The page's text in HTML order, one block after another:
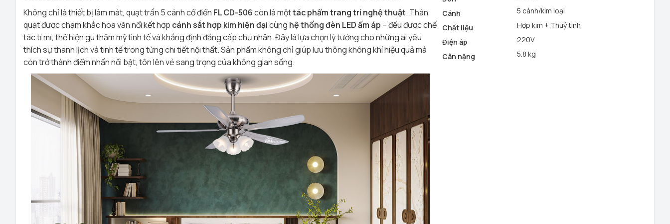
Không chỉ là thiết bị làm mát, quạt trần 5 cánh cổ điển FL CD-506còn là mộttác phẩm trang trí nghệ thuật. Thân
quạt được chạm khắc hoa văn nổi kết hợp cánh sắt hợp kim hiện đạicùng hệ thống đèn LED ấm áp – đều được chế
tác tỉ mỉ, thể hiện gu thẩm mỹ tinh tế và khẳng định đẳng cấp chủ nhân. Đây là lựa chọn lý tưởng cho những ai yêu
thích sự thanh lịch và tinh tế trong từng chi tiết nội thất. Sản phẩm không chỉ giúp lưu thông không khí hiệu quả mà
còn trở thành điểm nhấn nổi bật, tôn lên vẻ sang trọng của không gian sống.
Cánh
5 cánh/kim loại
Chất liệu
Hợp kim + Thuỷ tinh
Điện áp
220V
Cân nặng
5.8 kg